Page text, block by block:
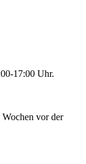
17:00 Uhr.
vor der